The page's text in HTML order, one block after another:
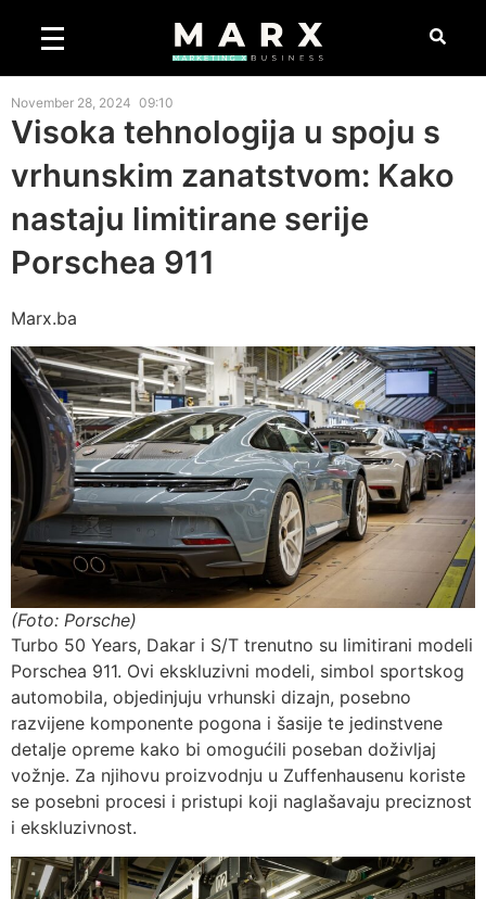
November 28, 2024 09:10
Visoka tehnologija u spoju s
vrhunskim zanatstvom: Kako
nastaju limitirane serije
Porschea 911
Marx.ba
(Foto: Porsche)
Turbo 50 Years, Dakar i S/T trenutno su limitirani modeli
Porschea 911. Ovi ekskluzivni modeli, simbol sportskog
automobila, objedinjuju vrhunski dizajn, posebno
razvijene komponente pogona i šasije te jedinstvene
detalje opreme kako bi omogućili poseban doživljaj
vožnje. Za njihovu proizvodnju u Zuffenhausenu koriste
se posebni procesi i pristupi koji naglašavaju preciznost
i ekskluzivnost.